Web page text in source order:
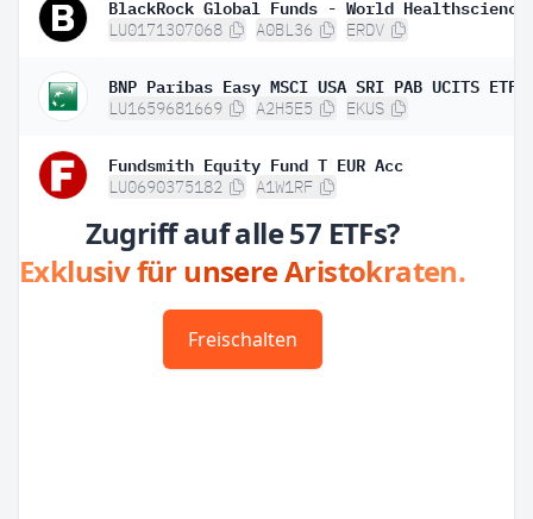
LU0171307068 A0BL36 ERDV
LU1659681669 A2H5E5 EKUS
Fundsmith Equity Fund T EUR Acc
LU0690375182 A1W1RF
Zugriff auf alle 57 ETFs?
Exklusiv für unsere Aristokraten.
Freischalten